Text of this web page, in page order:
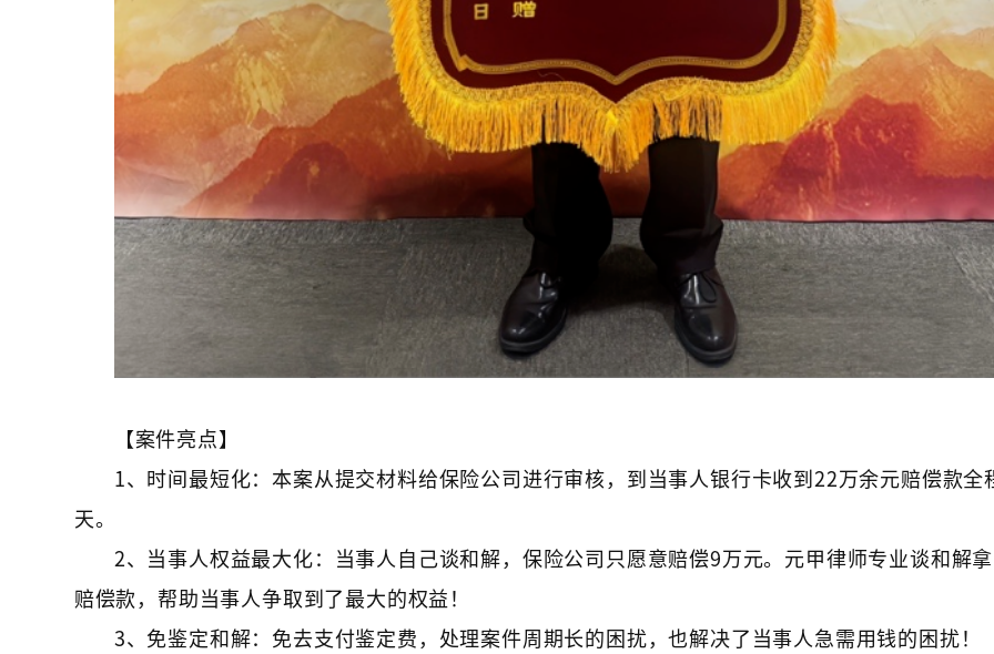
【案件亮点】
1、时间最短化：本案从提交材料给保险公司进行审核，到当事人银行卡收到22万余元赔偿款全
天。
2、当事人权益最大化：当事人自己谈和解，保险公司只愿意赔偿9万元。元甲律师专业谈和解
赔偿款，帮助当事人争取到了最大的权益！
3、免鉴定和解：免去支付鉴定费，处理案件周期长的困扰，也解决了当事人急需用钱的困扰！